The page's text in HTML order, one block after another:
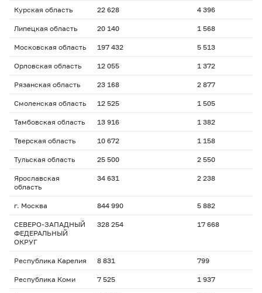
Курская область 22 628 4 396
Липецкая область 20 140 1 568
Московская область 197 432 5 513
Орловская область 12 055 1 372
Рязанская область 23 168 2 877
Смоленская область 12 525 1 505
Тамбовская область 13 916 1 382
Тверская область 10 672 1 158
Тульская область 25 500 2 550
Ярославская
область
34 631 2 238
г. Москва 844 990 5 882
СЕВЕРО-ЗАПАДНЫЙ
ФЕДЕРАЛЬНЫЙ
ОКРУГ
328 254 17 668
Республика Карелия 8 831 799
Республика Коми 7 525 1 937